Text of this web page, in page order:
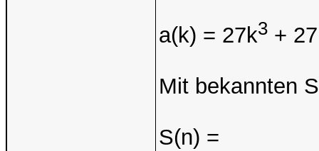
a(k) = 27k3 +
Mit bekannten
S(n) =